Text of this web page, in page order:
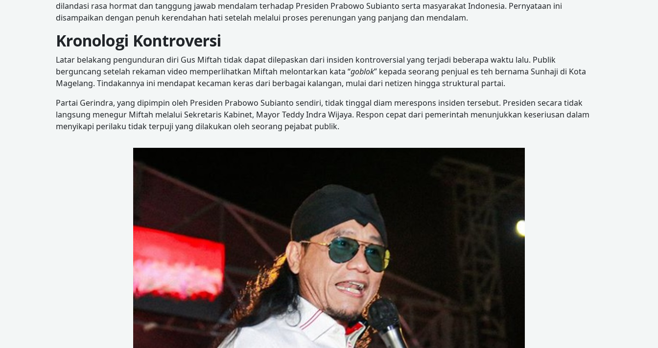
dilandasi rasa hormat dan tanggung jawab mendalam terhadap Presiden Prabowo Subianto serta masyarakat Indonesia. Pernyataan ini
disampaikan dengan penuh kerendahan hati setelah melalui proses perenungan yang panjang dan mendalam.
Kronologi Kontroversi
Latar belakang pengunduran diri Gus Miftah tidak dapat dilepaskan dari insiden kontroversial yang terjadi beberapa waktu lalu. Publik
berguncang setelah rekaman video memperlihatkan Miftah melontarkan kata “goblok” kepada seorang penjual es teh bernama Sunhaji di Kota
Magelang. Tindakannya ini mendapat kecaman keras dari berbagai kalangan, mulai dari netizen hingga struktural partai.
Partai Gerindra, yang dipimpin oleh Presiden Prabowo Subianto sendiri, tidak tinggal diam merespons insiden tersebut. Presiden secara tidak
langsung menegur Miftah melalui Sekretaris Kabinet, Mayor Teddy Indra Wijaya. Respon cepat dari pemerintah menunjukkan keseriusan dalam
menyikapi perilaku tidak terpuji yang dilakukan oleh seorang pejabat publik.